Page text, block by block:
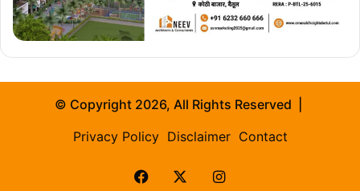
© Copyright 2026, All Rights Reserved |
Privacy Policy Disclaimer Contact
Facebook Instagram